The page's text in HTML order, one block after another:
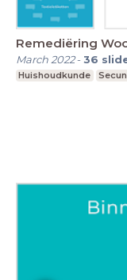
Remediëring
March 2022-36
Huishoudkunde